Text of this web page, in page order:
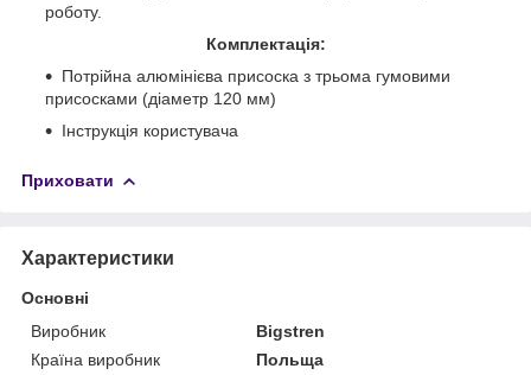
роботу.
Комплектація:
Потрійна алюмінієва присоска з трьома гумовими
присосками (діаметр 120 мм)
Інструкція користувача
Приховати
Характеристики
Основні
Виробник
Bigstren
Країна виробник
Польща